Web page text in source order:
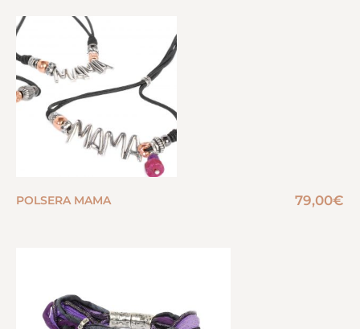
POLSERA MAMA 79,00€